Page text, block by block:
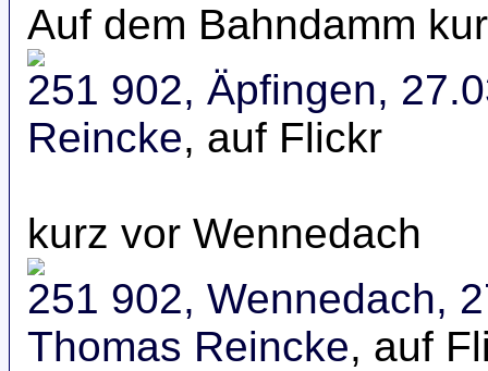
Auf dem Bahndamm
251 902, Äpfingen,
Reincke, auf Flickr
kurz vor Wennedach
251 902, Wennedach,
Thomas Reincke, auf